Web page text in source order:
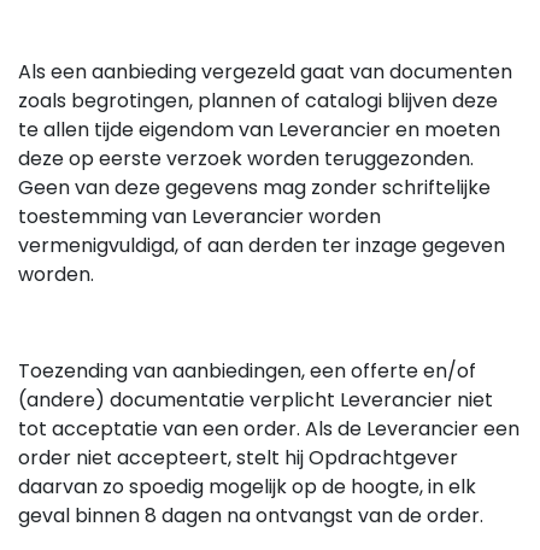
Als een aanbieding vergezeld gaat van documenten
zoals begrotingen, plannen of catalogi blijven deze
te allen tijde eigendom van Leverancier en moeten
deze op eerste verzoek worden teruggezonden.
Geen van deze gegevens mag zonder schriftelijke
toestemming van Leverancier worden
vermenigvuldigd, of aan derden ter inzage gegeven
worden.
Toezending van aanbiedingen, een offerte en/of
(andere) documentatie verplicht Leverancier niet
tot acceptatie van een order. Als de Leverancier een
order niet accepteert, stelt hij Opdrachtgever
daarvan zo spoedig mogelijk op de hoogte, in elk
geval binnen 8 dagen na ontvangst van de order.